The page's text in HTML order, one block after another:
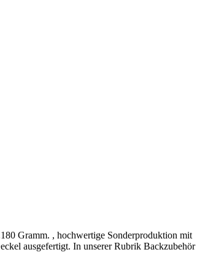
Gramm. , hochwertige Sonderproduktion mit
ausgefertigt. In unserer Rubrik Backzubehör